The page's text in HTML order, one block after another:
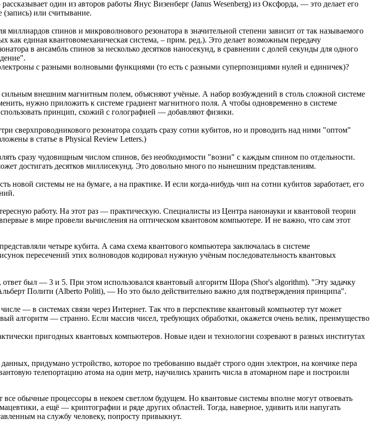
один из авторов работы Янус Визенберг (Janus Wesenberg) из Оксфорда, — это делает его
(запись) или считывание.
спинов и микроволнового резонатора в значительной степени зависит от так называемого
как единая квантовомеханическая система, – прим. ред.). Это делает возможным передачу
в ансамбль спинов за несколько десятков наносекунд, в сравнении с долей секунды для одного
с разными волновыми функциями (то есть с разными суперпозициями нулей и единичек)?
внешним магнитным полем, объясняют учёные. А набор возбуждений в столь сложной системе
нужно приложить к системе градиент магнитного поля. А чтобы одновременно в системе
принцип, схожий с голографией — добавляют физики.
сверхпроводникового резонатора создать сразу сотни кубитов, но и проводить над ними "оптом"
в статье в Physical Review Letters.)
сразу чудовищным числом спинов, без необходимости "возни" с каждым спином по отдельности.
достигать десятков миллисекунд. Это довольно много по нынешним представлениям.
новой системы не на бумаге, а на практике. И если когда-нибудь чип на сотни кубитов заработает, его
работу. На этот раз — практическую. Специалисты из Центра нанонауки и квантовой теории
в мире провели вычисления на оптическом квантовом компьютере. И не важно, что сам этот
четыре кубита. А сама схема квантового компьютера заключалась в системе
пересечений этих волноводов кодировал нужную учёным последовательность квантовых
был — 3 и 5. При этом использовался квантовый алгоритм Шора (Shor's algorithm). "Эту задачку
Полити (Alberto Politi), — Но это было действительно важно для подтверждения принципа".
— в системах связи через Интернет. Так что в перспективе квантовый компьютер тут может
алгоритм — странно. Если массив чисел, требующих обработки, окажется очень велик, преимущество
пригодных квантовых компьютеров. Новые идеи и технологии созревают в разных институтах
придумано устройство, которое по требованию выдаёт строго один электрон, на кончике пера
телепортацию атома на один метр, научились хранить числа в атомарном паре и построили
обычные процессоры в некоем светлом будущем. Но квантовые системы вполне могут отвоевать
а ещё — криптографии и ряде других областей. Тогда, наверное, удивить или напугать
на службу человеку, попросту привыкнут.